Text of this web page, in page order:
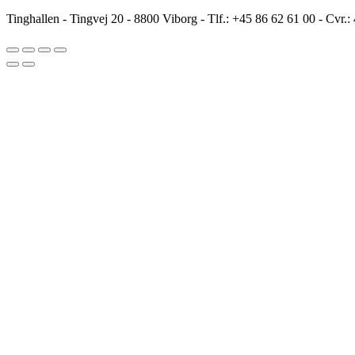
antal
Tinghallen - Tingvej 20 - 8800 Viborg - Tlf.: +45 86 62 61 00 - Cvr.: